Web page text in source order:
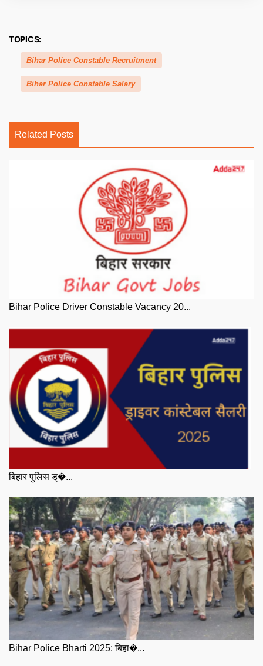
TOPICS:
Bihar Police Constable Recruitment
Bihar Police Constable Salary
Related Posts
Bihar Police Driver Constable Vacancy 20...
बिहार पुलिस ड्�...
Bihar Police Bharti 2025: बिहा�...